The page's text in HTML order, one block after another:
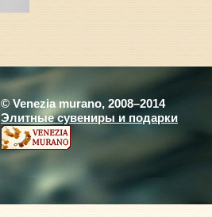
© Venezia murano, 2008–2014
Элитные сувениры и подарки